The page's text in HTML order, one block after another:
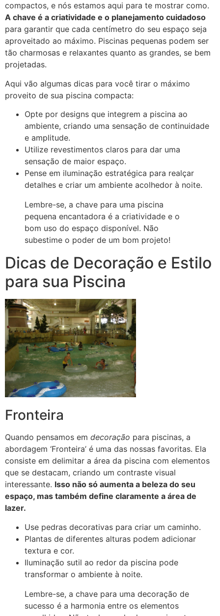
compactos, e nós estamos aqui para te mostrar como.
A chave é a criatividade e o planejamento cuidadoso
para garantir que cada centímetro do seu espaço seja
aproveitado ao máximo. Piscinas pequenas podem ser
tão charmosas e relaxantes quanto as grandes, se bem
projetadas.
Aqui vão algumas dicas para você tirar o máximo
proveito de sua piscina compacta:
Opte por designs que integrem a piscina ao
ambiente, criando uma sensação de continuidade
e amplitude.
Utilize revestimentos claros para dar uma
sensação de maior espaço.
Pense em iluminação estratégica para realçar
detalhes e criar um ambiente acolhedor à noite.
Lembre-se, a chave para uma piscina
pequena encantadora é a criatividade e o
bom uso do espaço disponível. Não
subestime o poder de um bom projeto!
Dicas de Decoração e Estilo
para sua Piscina
Fronteira
Quando pensamos em decoração para piscinas, a
abordagem ‘Fronteira’ é uma das nossas favoritas. Ela
consiste em delimitar a área da piscina com elementos
que se destacam, criando um contraste visual
interessante. Isso não só aumenta a beleza do seu
espaço, mas também define claramente a área de
lazer.
Use pedras decorativas para criar um caminho.
Plantas de diferentes alturas podem adicionar
textura e cor.
Iluminação sutil ao redor da piscina pode
transformar o ambiente à noite.
Lembre-se, a chave para uma decoração de
sucesso é a harmonia entre os elementos